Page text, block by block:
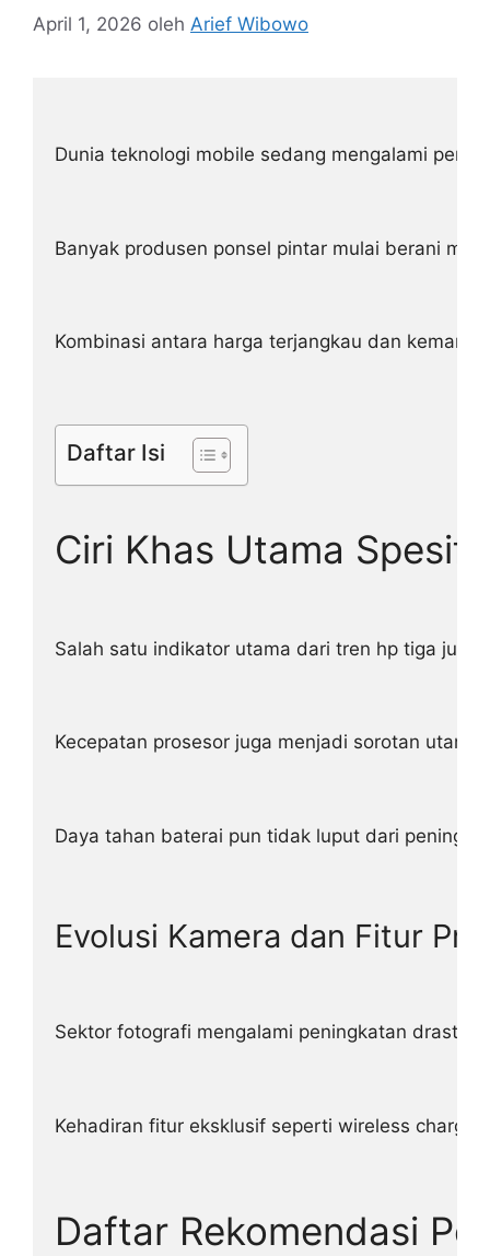
April 1, 2026 oleh Arief Wibowo
Dunia teknologi mobile sedang mengalami
Banyak produsen ponsel pintar mulai berani
Kombinasi antara harga terjangkau dan
Daftar Isi
Ciri Khas Utama
Salah satu indikator utama dari tren hp tiga
Kecepatan prosesor juga menjadi sorotan
Daya tahan baterai pun tidak luput dari
Evolusi Kamera dan Fitur
Sektor fotografi mengalami peningkatan drastis
Kehadiran fitur eksklusif seperti wireless
Daftar Rekomendasi